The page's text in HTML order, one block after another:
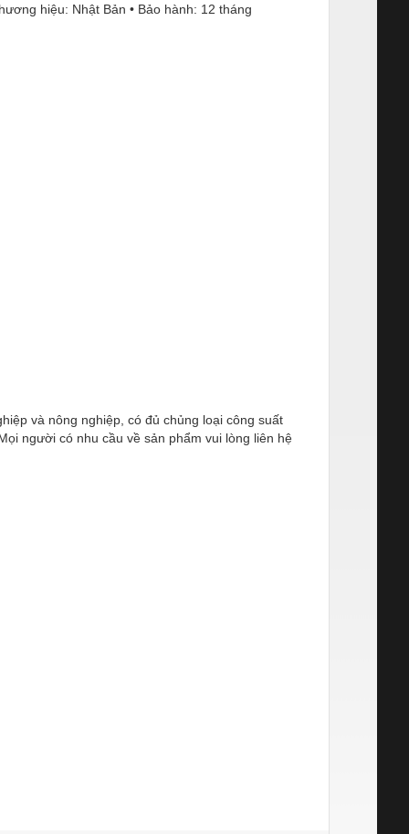
hiệu: Nhật Bản • Bảo hành: 12 tháng
và nông nghiệp, có đủ chủng loại công suất
người có nhu cầu về sản phẩm vui lòng liên hệ